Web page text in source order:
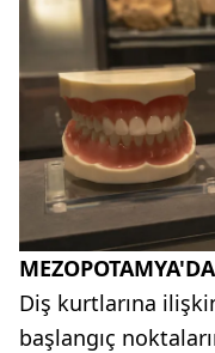
Diş kurtlarına
başlangıç